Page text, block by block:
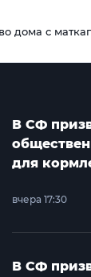
дома с
В СФ
для
вчера 17:30
В СФ